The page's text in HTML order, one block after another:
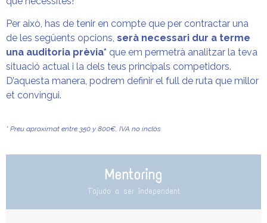
Per això, has de tenir en compte que per contractar una
de les següents opcions, serà necessari dur a terme
una auditoria prèvia* que em permetrà analitzar la teva
situació actual i la dels teus principals competidors.
D’aquesta manera, podrem definir el full de ruta que millor
et convingui.
* Preu aproximat entre 350 y 800€, IVA no inclòs
Mentoring
T'ajudo a ser independent